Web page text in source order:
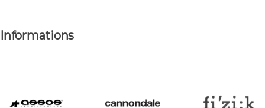
Informations